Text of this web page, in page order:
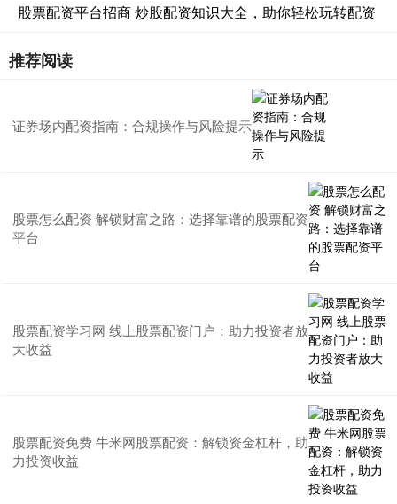
股票配资平台招商 炒股配资知识大全，助你轻松玩转配资
推荐阅读
证券场内配资指南：合规操作与风险提示
股票怎么配资 解锁财富之路：选择靠谱的股票配资
平台
股票配资学习网 线上股票配资门户：助力投资者放
大收益
股票配资免费 牛米网股票配资：解锁资金杠杆，助
力投资收益